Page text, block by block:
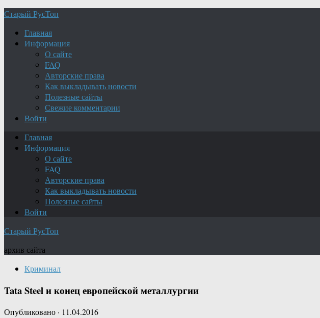
Старый РусТоп
Главная
Информация
О сайте
FAQ
Авторские права
Как выкладывать новости
Полезные сайты
Свежие комментарии
Войти
Главная
Информация
О сайте
FAQ
Авторские права
Как выкладывать новости
Полезные сайты
Войти
Старый РусТоп
архив сайта
Криминал
Tata Steel и конец европейской металлургии
Опубликовано · 11.04.2016